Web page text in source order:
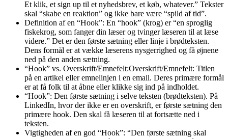
Et klik, et sign up til et nyhedsbrev, et køb, whatever.” Tekster
skal “skabe en reaktion” og ikke bare være “spild af tid”.
Definition af en “Hook”: En “hook” (krog) er “en sproglig
fiskekrog, som fanger din læser og tvinger læseren til at læse
videre.” Det er den første sætning eller linje i brødteksten.
Dens formål er at vække læserens nysgerrighed og få øjnene
ned på den anden sætning.
“Hook” vs. Overskrift/Emnefelt:Overskrift/Emnefelt: Titlen
på en artikel eller emnelinjen i en email. Deres primære formål
er at få folk til at åbne eller klikke sig ind på indholdet.
“Hook”: Den første sætning i selve teksten (brødteksten). På
LinkedIn, hvor der ikke er en overskrift, er første sætning den
primære hook. Den skal få læseren til at fortsætte ned i
teksten.
Vigtigheden af en god “Hook”: “Den første sætning skal